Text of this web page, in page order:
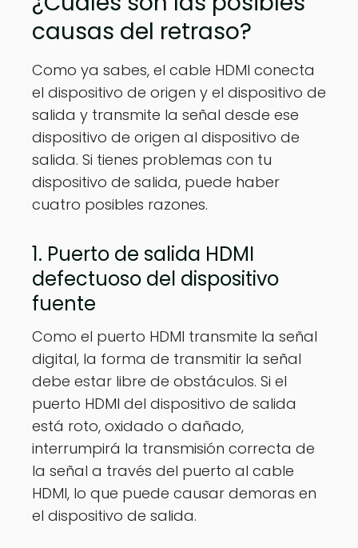
causas del retraso?
Como ya sabes, el cable HDMI conecta
el dispositivo de origen y el dispositivo de
salida y transmite la señal desde ese
dispositivo de origen al dispositivo de
salida. Si tienes problemas con tu
dispositivo de salida, puede haber
cuatro posibles razones.
1. Puerto de salida HDMI
defectuoso del dispositivo
fuente
Como el puerto HDMI transmite la señal
digital, la forma de transmitir la señal
debe estar libre de obstáculos. Si el
puerto HDMI del dispositivo de salida
está roto, oxidado o dañado,
interrumpirá la transmisión correcta de
la señal a través del puerto al cable
HDMI, lo que puede causar demoras en
el dispositivo de salida.